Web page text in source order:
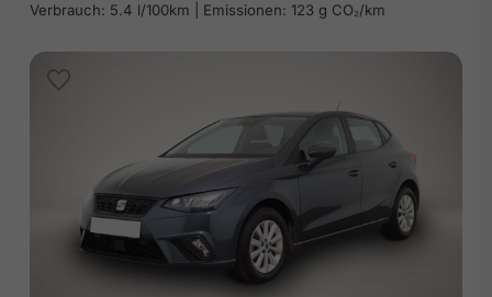
Verbrauch: 5.4 l/100km | Emissionen: 123 g CO₂/km